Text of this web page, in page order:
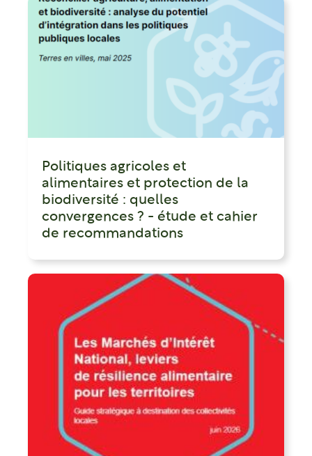
Politiques agricoles et
alimentaires et protection de la
biodiversité : quelles
convergences ? - étude et cahier
de recommandations